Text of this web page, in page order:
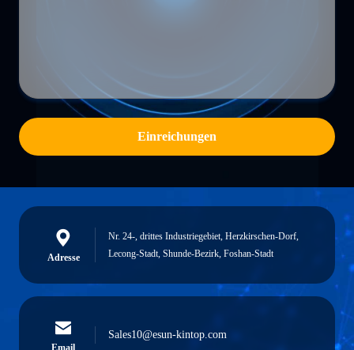
Einreichungen
Adresse
Nr. 24-, drittes Industriegebiet, Herzkirschen-Dorf,
Lecong-Stadt, Shunde-Bezirk, Foshan-Stadt
Email
Sales10@esun-kintop.com